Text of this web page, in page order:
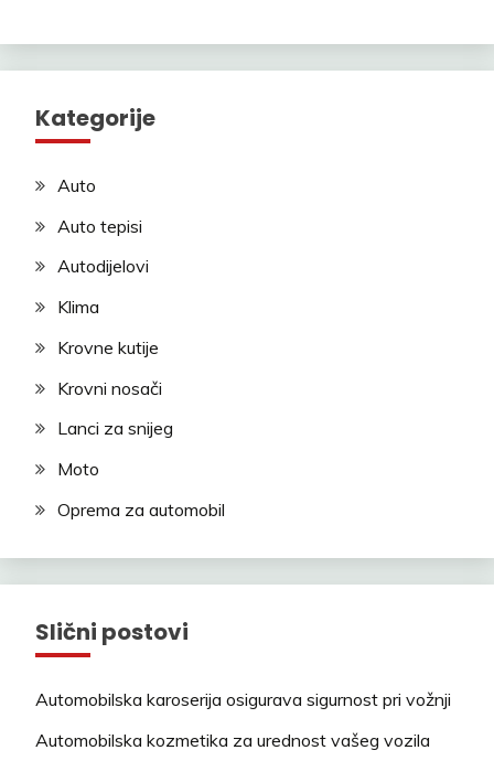
Kategorije
Auto
Auto tepisi
Autodijelovi
Klima
Krovne kutije
Krovni nosači
Lanci za snijeg
Moto
Oprema za automobil
Slični postovi
Automobilska karoserija osigurava sigurnost pri vožnji
Automobilska kozmetika za urednost vašeg vozila